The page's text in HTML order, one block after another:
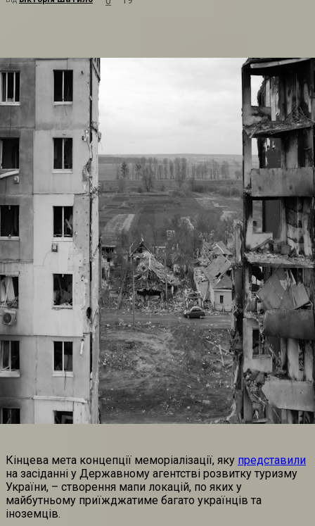
Кінцева мета концепції меморіалізації, яку представили
на засіданні у Державному агентстві розвитку туризму
України, – створення мапи локацій, по яких у
майбутньому приїжджатиме багато українців та
іноземців.